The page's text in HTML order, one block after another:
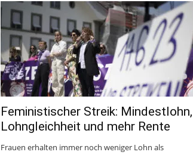
Feministischer Streik: Mindestlohn,
Lohngleichheit und mehr Rente
Frauen erhalten immer noch weniger Lohn als